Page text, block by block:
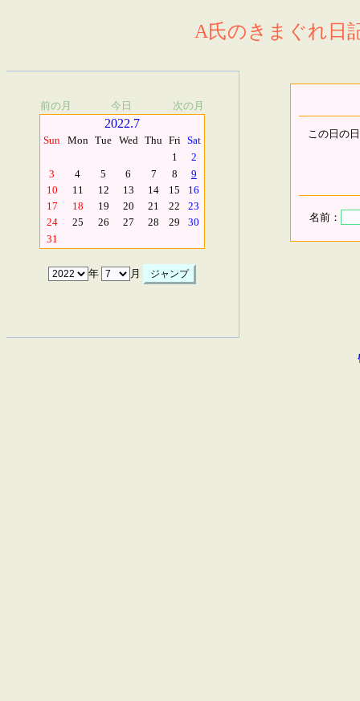
A氏のきまぐれ日
前の月 今日 次の月
2022.7
Sun Mon Tue Wed Thu Fri Sat
1
2
3
4 5 6 7 8
9
10
11 12 13 14 15
16
17
18 19 20 21 22
23
24
25 26 27 28 29
30
31
年 月
この日の
名前：